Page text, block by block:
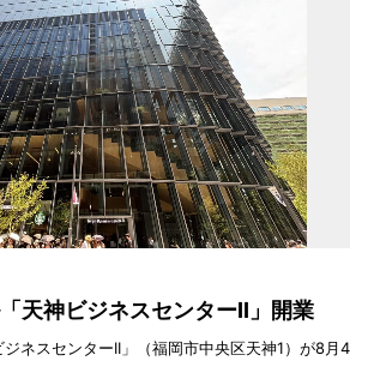
天神ビジネスセンターII」開業
ネスセンターII」（福岡市中央区天神1）が8月4